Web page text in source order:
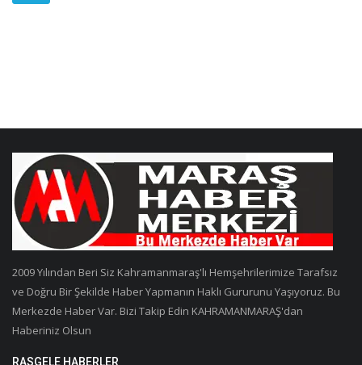
2009 Yılından Beri Siz Kahramanmaraş'lı Hemşehrilerimize Tarafsız
ve Doğru Bir Şekilde Haber Yapmanın Haklı Gururunu Yaşıyoruz. Bu
Merkezde Haber Var. Bizi Takip Edin KAHRAMANMARAŞ'dan
Haberiniz Olsun
RASGELE HABERLER